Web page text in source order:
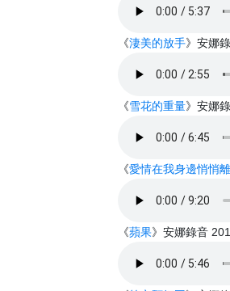
《淒美的放手》安娜
《雪花的重量》安娜
《愛情在我身邊悄悄
《蘋果》安娜錄音